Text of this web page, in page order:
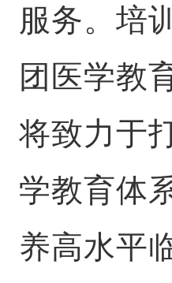
服务。培
团医学教
将致力于
学教育体
养高水平